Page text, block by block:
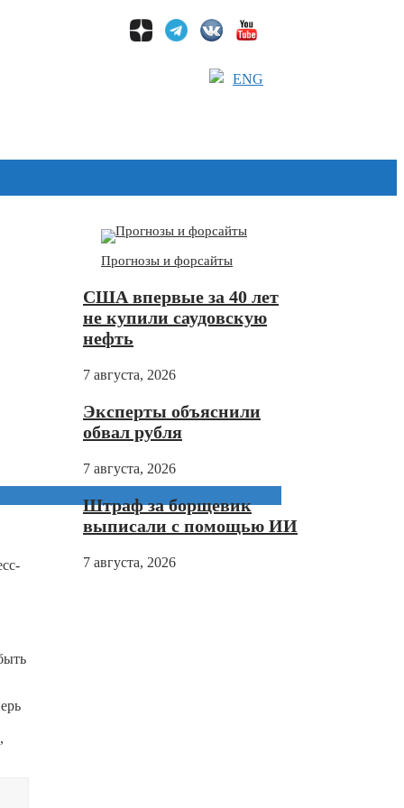
ENG
Прогнозы и форсайты
США впервые за 40 лет
не купили саудовскую
нефть
7 августа, 2026
Эксперты объяснили
обвал рубля
7 августа, 2026
Штраф за борщевик
выписали с помощью ИИ
7 августа, 2026